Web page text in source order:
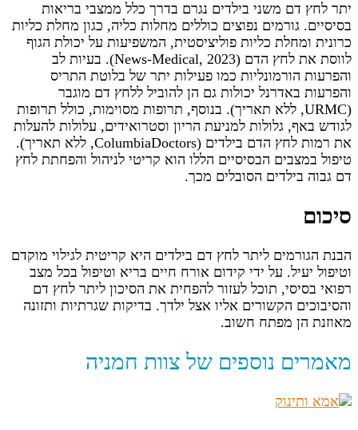
יתר לחץ דם משני בילדים נגרם בדרך כלל ממצבי בריאות
בסיסיים. גורמים נפוצים כוללים מחלות כליה, כגון מחלת כליות
כרונית ומחלת כליות פוליציסטית, המשפיעות על יכולת הגוף
לווסת את לחץ הדם (News-Medical, 2023). בעיות לב
והפרעות הורמונליות כמו פעילות יתר של בלוטת התריס
והפרעות באדרנל יכולות גם הן להוביל ללחץ דם מוגבר
(URMC, ללא תאריך). בנוסף, תרופות מסוימות, כולל תרופות
לגודש באף, גלולות למניעת הריון וסטרואידים, עלולות להעלות
את רמות לחץ הדם בילדים (ColumbiaDoctors, ללא תאריך).
טיפול במצבים הבסיסיים הללו הוא קריטי לניהול והפחתת לחץ
דם גבוה בילדים הסובלים מכך.
סיכום
הבנת הגורמים ליתר לחץ דם בילדים היא קריטית לגילוי מוקדם
וטיפול יעיל. על ידי קידום אורח חיים בריא וטיפול בכל מצב
רפואי בסיסי, תוכל לעזור להפחית את הסיכון ליתר לחץ דם
והסיבוכים הקשורים אליו אצל ילדך. בדיקות שגרתיות ותזונה
מאוזנת הן מפתח חשוב.
מאמרים נוספים של צוות חמניה